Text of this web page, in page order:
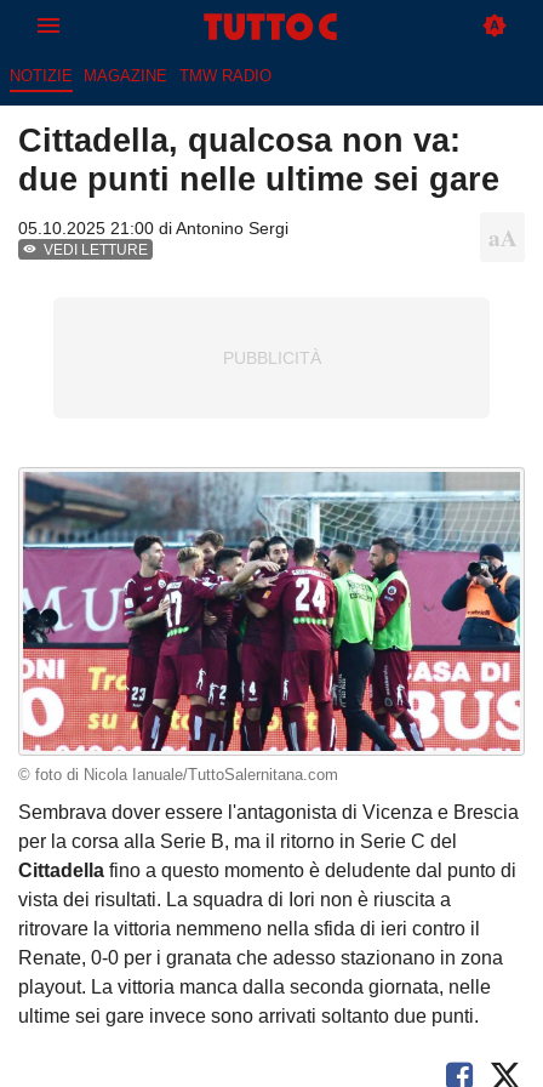
NOTIZIE MAGAZINE TMW RADIO
Cittadella, qualcosa non va:
due punti nelle ultime sei gare
05.10.2025 21:00 diAntonino Sergi
VEDI LETTURE
© foto di Nicola Ianuale/TuttoSalernitana.com
Sembrava dover essere l'antagonista di Vicenza e Brescia
per la corsa alla Serie B, ma il ritorno in Serie C del
Cittadella fino a questo momento è deludente dal punto di
vista dei risultati. La squadra di Iori non è riuscita a
ritrovare la vittoria nemmeno nella sfida di ieri contro il
Renate, 0-0 per i granata che adesso stazionano in zona
playout. La vittoria manca dalla seconda giornata, nelle
ultime sei gare invece sono arrivati soltanto due punti.